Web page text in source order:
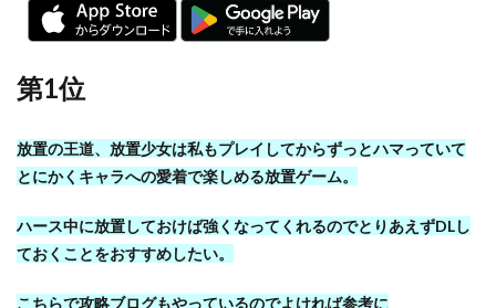
第1位
放置の王道、放置少女は私もプレイしてからずっとハマっていて
とにかくキャラへの愛着で楽しめる放置ゲーム。
ハース中に放置しておけば強くなってくれるのでとりあえずDLし
ておくことをおすすめしたい。
こちらで攻略ブログもやっているのでよければ参考に